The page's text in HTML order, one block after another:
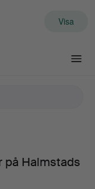
Visa
på Halmstads